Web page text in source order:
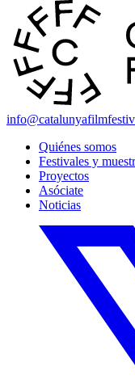
Quiénes somos
Festivales y
Proyectos
Asóciate
Noticias